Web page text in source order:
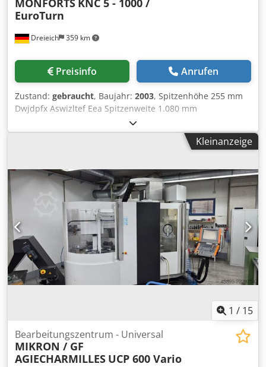
Dreieich 359 km
MONFORTS KNC 5 - 1000 /
EuroTurn
Preisinfo Anrufen
Zustand: gebraucht, Baujahr: 2003, Spitzenhöhe 255 mm
Dwjdpfx Aswizltef Eea Spitzenweite 1.080 mm
Drehdurchmesser über Bett 500 mm Drehdurchmesser
über Support 290 mm Drehlänge 1.000 mm Steuerung
EuroTurn Spindelbohrung 70 mm Spindelaufnahme KK 8
Bettbreite 360 mm Drehzahlbereich 2 - 2.800 U/min
Eilgang - längs/plan 10 / 5 m/min Schnellwechselhalter
PARAT Gr. 2 Antriebsleistung - Spindelmotor 11,0 kW
Aufnahmekegel in der Reitstockpinole MK 5 Pinolen-
Durchmesser 80 mm Pinolenhub 160 mm
Betriebsspannung 400 V Gesamtleistungsbedarf 16,0 kVA
Maschinengewicht ca. 3,0 t Raumbedarf ca. 2,85 x 1,60 x
1,80 m - Fabrik-Nr.: 495 / 03 - Steuerung: EuroTurn - 3-
Backen-Keilstangenfutter SCHUNK -
Schnellwechselstahlhalter PARAT - Kühlmitteleinrichtung -
Kleinanzeige
1 / 15
Bearbeitungszentrum - Universal
MIKRON / GF
AGIECHARMILLES UCP 600 Vario